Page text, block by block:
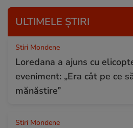
ULTIMELE ȘTIRI
Stiri Mondene
Loredana a ajuns cu
eveniment: „Era cât pe ce
mănăstire”
Stiri Mondene